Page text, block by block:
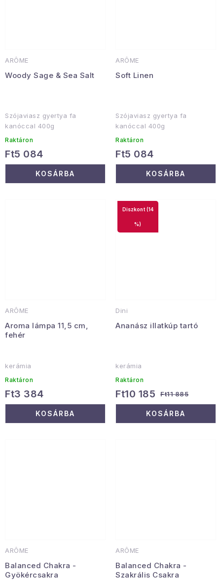
ARÔME
Woody Sage & Sea Salt
Szójaviasz gyertya fa
kanóccal 400g
Raktáron
Ft5 084
KOSÁRBA
ARÔME
Soft Linen
Szójaviasz gyertya fa
kanóccal 400g
Raktáron
Ft5 084
KOSÁRBA
ARÔME
Aroma lámpa 11,5 cm,
fehér
kerámia
Raktáron
Ft3 384
KOSÁRBA
Dini
Ananász illatkúp tartó
(14
%)
kerámia
Raktáron
Ft10 185 Ft11 885
KOSÁRBA
ARÔME
Balanced Chakra -
Gyökércsakra
ARÔME
Balanced Chakra -
Szakrális Csakra